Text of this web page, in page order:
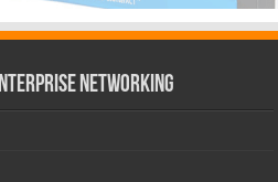
Networking